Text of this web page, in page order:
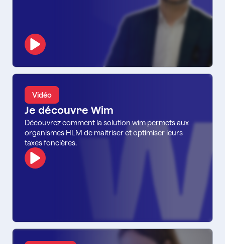
Vidéo
Je découvre Wim
Découvrez comment la solution wim permets aux
organismes HLM de maitriser et optimiser leurs
taxes foncières.